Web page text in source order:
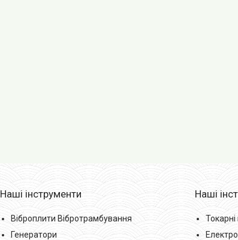
Наші інструменти
Віброплити Вібротрамбування
Генератори
Наші